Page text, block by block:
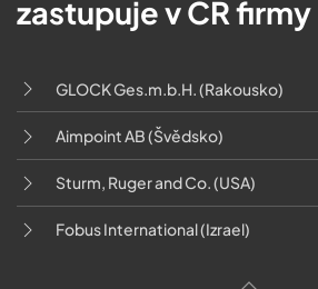
zastupuje v ČR firmy
GLOCK Ges.m.b.H. (Rakousko)
Aimpoint AB (Švědsko)
Sturm, Ruger and Co. (USA)
Fobus International (Izrael)